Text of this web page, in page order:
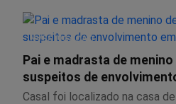
INVESTIGAÇÃO
Pai e madrasta de
suspeitos de
Casal foi localizado na casa